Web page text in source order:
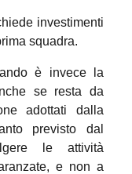
investimenti
squadra.
è invece la
se resta da
adottati dalla
previsto dal
le attività
e non a